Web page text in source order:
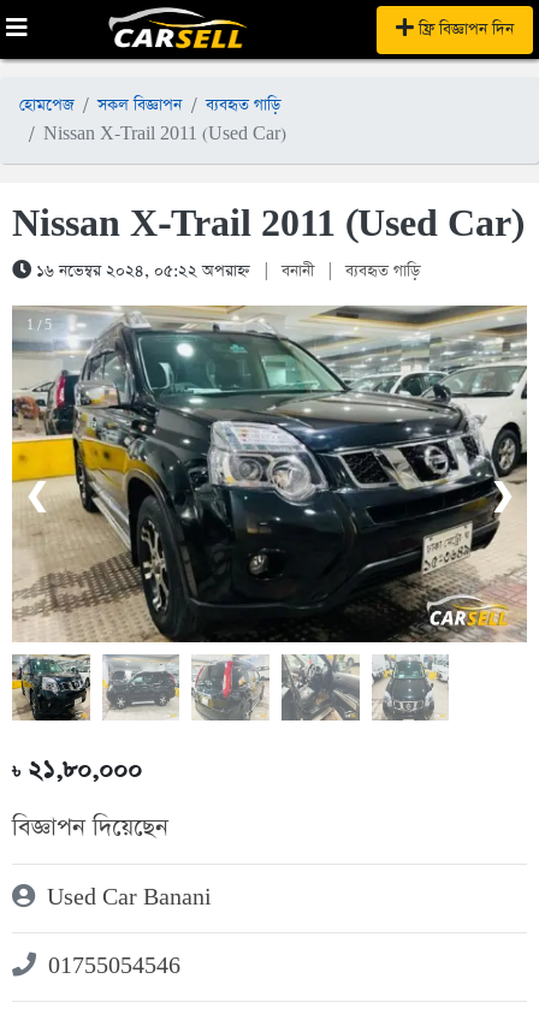
ফ্রি বিজ্ঞাপন দিন
হোমপেজ সকল বিজ্ঞাপন
ব্যবহৃত গাড়ি
Nissan X-Trail 2011 (Used Car)
Nissan X-Trail 2011 (Used Car)
১৬ নভেম্বর ২০২৪, ০৫:২২ অপরাহ্ন বনানী ব্যবহৃত গাড়ি
1 / 5
❮ ❯
৳২১,৮০,০০০
বিজ্ঞাপন দিয়েছেন
Used Car Banani
01755054546